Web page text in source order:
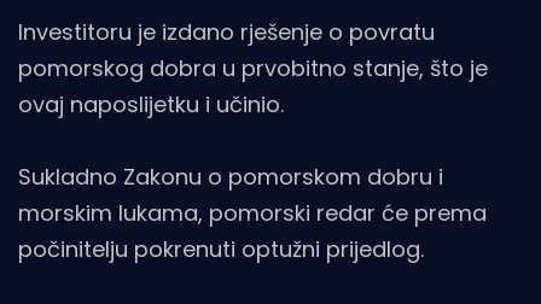
Investitoru je izdano rješenje o povratu
pomorskog dobra u prvobitno stanje, što je
ovaj naposlijetku i učinio.
Sukladno Zakonu o pomorskom dobru i
morskim lukama, pomorski redar će prema
počinitelju pokrenuti optužni prijedlog.